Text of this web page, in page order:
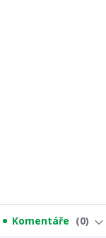
Komentáře 0